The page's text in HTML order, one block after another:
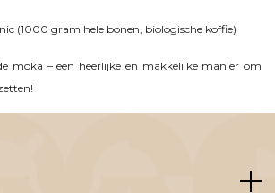
(1000 gram hele bonen, biologische koffie)
moka – een heerlijke en makkelijke manier om